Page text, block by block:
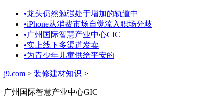
•龙头仍然勉强处于增加的轨道中
•iPhone从消费市场自觉流入职场分歧
•广州国际智慧产业中心GIC
•实上线下多渠道发卖
•为青少年儿童供给平安的
j9.com > 装修建材知识 >
广州国际智慧产业中心GIC